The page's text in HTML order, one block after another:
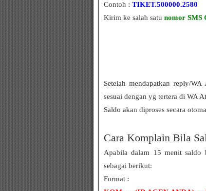
Contoh : TIKET.500000.2580
Kirim ke salah satu nomor SMS
Setelah mendapatkan reply/
sesuai dengan yg tertera di WA
Saldo akan diproses secara
Cara Komplain Bila
Apabila dalam 15 menit saldo
sebagai berikut:
Format :